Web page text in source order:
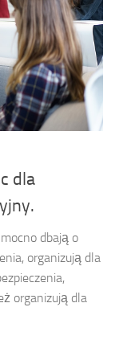
dla
dbają o
organizują dla
organizują dla